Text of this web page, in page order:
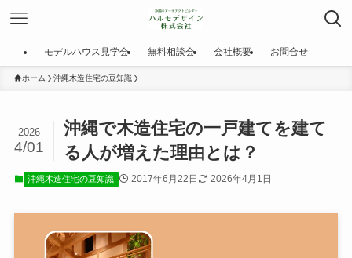
モデルハウス見学会 無料相談会 会社概要 お問合せ
ホーム 沖縄木造住宅の豆知識
沖縄で木造住宅の一戸建てを建て
る人が増えた理由とは？
2026
4/01
沖縄木造住宅の豆知識 2017年6月22日 2026年4月1日